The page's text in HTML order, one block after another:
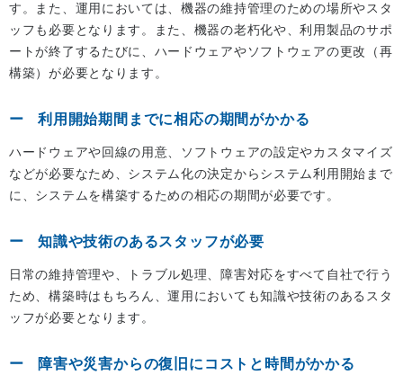
す。また、運用においては、機器の維持管理のための場所やスタ
ッフも必要となります。また、機器の老朽化や、利用製品のサポ
ートが終了するたびに、ハードウェアやソフトウェアの更改（再
構築）が必要となります。
利用開始期間までに相応の期間がかかる
ハードウェアや回線の用意、ソフトウェアの設定やカスタマイズ
などが必要なため、システム化の決定からシステム利用開始まで
に、システムを構築するための相応の期間が必要です。
知識や技術のあるスタッフが必要
日常の維持管理や、トラブル処理、障害対応をすべて自社で行う
ため、構築時はもちろん、運用においても知識や技術のあるスタ
ッフが必要となります。
障害や災害からの復旧にコストと時間がかかる